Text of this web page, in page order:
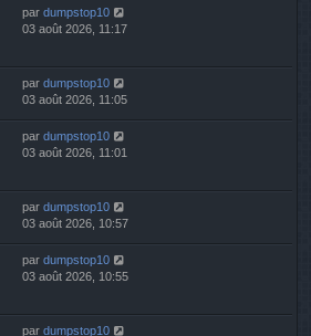
par dumpstop10
03 août 2026, 11:17
par dumpstop10
03 août 2026, 11:05
par dumpstop10
03 août 2026, 11:01
par dumpstop10
03 août 2026, 10:57
par dumpstop10
03 août 2026, 10:55
par dumpstop10